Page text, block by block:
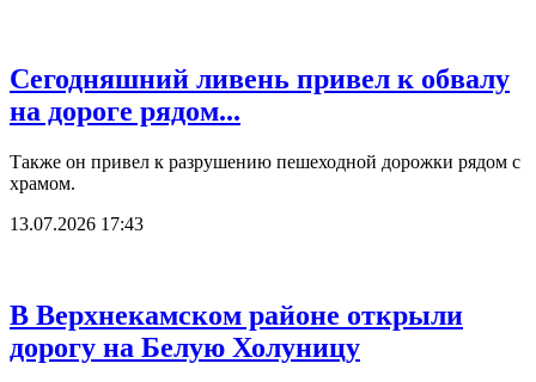
Сегодняшний ливень привел к обвалу
на дороге рядом...
Также он привел к разрушению пешеходной дорожки рядом с
храмом.
13.07.2026 17:43
В Верхнекамском районе открыли
дорогу на Белую Холуницу